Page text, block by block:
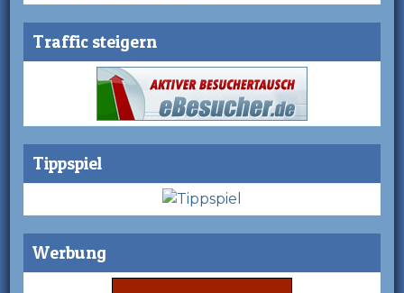
Traffic steigern
Tippspiel
Werbung